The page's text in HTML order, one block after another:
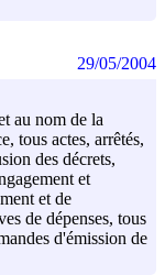
au nom de la
tous actes, arrêtés,
des décrets,
et
et de
de dépenses, tous
d'émission de
29/05/2004